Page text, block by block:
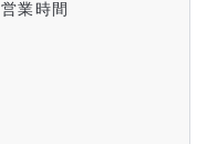
営業時間